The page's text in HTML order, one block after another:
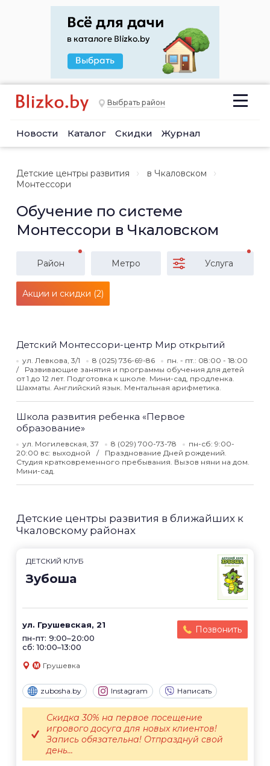
Выбрать район
Новости Каталог Скидки Журнал
Детские центры развития
в Чкаловском
Монтессори
Обучение по системе
Монтессори в Чкаловском
Район Метро Услуга
Акции и скидки (2)
Детский Монтессори-центр Мир открытий
ул. Левкова, 3/1 8 (025) 736-69-86
пн. - пт.: 08:00 - 18:00
Развивающие занятия и программы обучения для детей
от 1 до 12 лет. Подготовка к школе. Мини-сад, продленка.
Шахматы. Английский язык. Ментальная арифметика.
Школа развития ребенка «Первое
образование»
ул. Могилевская, 37 8 (029) 700-73-78
пн-сб: 9:00-
20:00 вс: выходной
Празднование Дней рождений.
Студия кратковременного пребывания. Вызов няни на дом.
Мини-сад.
Детские центры развития в ближайших к
Чкаловскому районах
ДЕТСКИЙ КЛУБ
Зубоша
ул. Грушевская, 21
пн-пт: 9:00–20:00
сб: 10:00–13:00
Позвонить
Грушевка
zubosha.by Instagram Написать
Скидка 30% на первое посещение
игрового досуга для новых клиентов!
Запись обязательна! Отпразднуй свой
день...